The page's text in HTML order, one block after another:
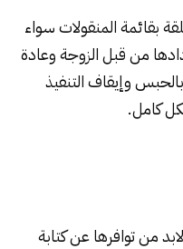
بقائمة المنقولات سواء
من قبل الزوجة وعادة
وإيقاف التنفيذ
كامل.
من توافرها عن كتابة